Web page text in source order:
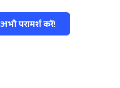
अभी परामर्श करें!